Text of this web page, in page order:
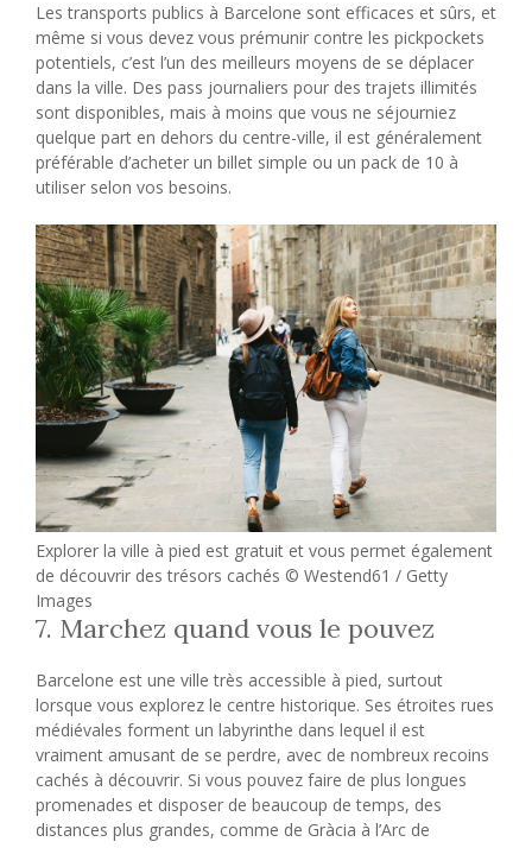
Les transports publics à Barcelone sont efficaces et sûrs, et
même si vous devez vous prémunir contre les pickpockets
potentiels, c’est l’un des meilleurs moyens de se déplacer
dans la ville. Des pass journaliers pour des trajets illimités
sont disponibles, mais à moins que vous ne séjourniez
quelque part en dehors du centre-ville, il est généralement
préférable d’acheter un billet simple ou un pack de 10 à
utiliser selon vos besoins.
Explorer la ville à pied est gratuit et vous permet également
de découvrir des trésors cachés © Westend61 / Getty
Images
7. Marchez quand vous le pouvez
Barcelone est une ville très accessible à pied, surtout
lorsque vous explorez le centre historique. Ses étroites rues
médiévales forment un labyrinthe dans lequel il est
vraiment amusant de se perdre, avec de nombreux recoins
cachés à découvrir. Si vous pouvez faire de plus longues
promenades et disposer de beaucoup de temps, des
distances plus grandes, comme de Gràcia à l’Arc de